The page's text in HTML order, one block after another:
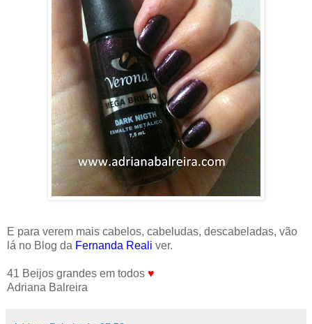
E para verem mais cabelos, cabeludas, descabeladas, vão
lá no Blog da Fernanda Reali ver.
41 Beijos grandes em todos ♥
Adriana Balreira